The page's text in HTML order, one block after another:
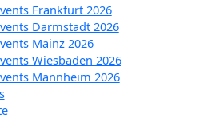
Frankfurt 2026
Darmstadt 2026
Mainz 2026
Wiesbaden 2026
Mannheim 2026